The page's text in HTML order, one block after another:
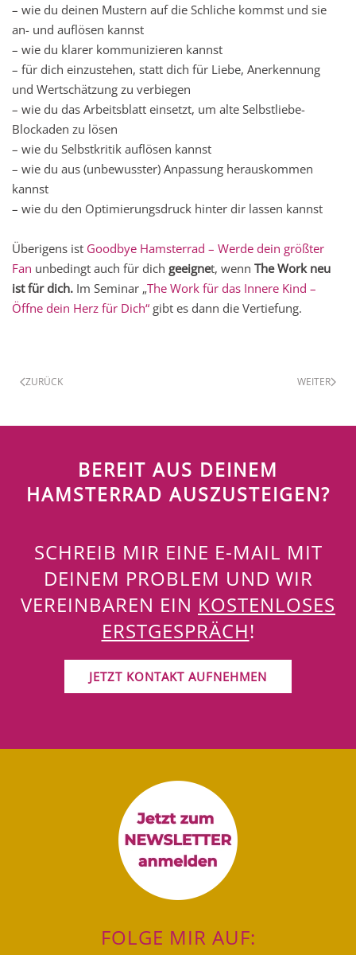
– wie du deinen Mustern auf die Schliche kommst und sie
an- und auflösen kannst
– wie du klarer kommunizieren kannst
– für dich einzustehen, statt dich für Liebe, Anerkennung
und Wertschätzung zu verbiegen
– wie du das Arbeitsblatt einsetzt, um alte Selbstliebe-
Blockaden zu lösen
– wie du Selbstkritik auflösen kannst
– wie du aus (unbewusster) Anpassung herauskommen
kannst
– wie du den Optimierungsdruck hinter dir lassen kannst
Überigens ist Goodbye Hamsterrad – Werde dein größter
Fan unbedingt auch für dich geeignet, wenn The Work neu
ist für dich. Im Seminar „The Work für das Innere Kind –
Öffne dein Herz für Dich“ gibt es dann die Vertiefung.
ZURÜCK WEITER
BEREIT AUS DEINEM
HAMSTERRAD AUSZUSTEIGEN?
SCHREIB MIR EINE E-MAIL MIT
DEINEM PROBLEM UND WIR
VEREINBAREN EIN KOSTENLOSES
ERSTGESPRÄCH!
JETZT KONTAKT AUFNEHMEN
FOLGE MIR AUF: